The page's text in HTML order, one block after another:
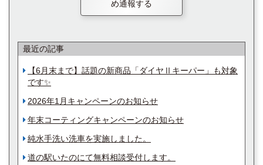
め通報する
最近の記事
【6月末まで】話題の新商品「ダイヤⅡキーパー」も対象
です✨
2026年1月キャンペーンのお知らせ
年末コーティングキャンペーンのお知らせ
純水手洗い洗車を実施しました。
道の駅いたのにて無料相談受付します。